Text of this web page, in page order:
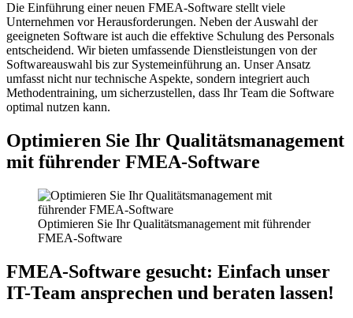
Die Einführung einer neuen FMEA-Software stellt viele
Unternehmen vor Herausforderungen. Neben der Auswahl der
geeigneten Software ist auch die effektive Schulung des Personals
entscheidend. Wir bieten umfassende Dienstleistungen von der
Softwareauswahl bis zur Systemeinführung an. Unser Ansatz
umfasst nicht nur technische Aspekte, sondern integriert auch
Methodentraining, um sicherzustellen, dass Ihr Team die Software
optimal nutzen kann.
Optimieren Sie Ihr Qualitätsmanagement
mit führender FMEA-Software
Optimieren Sie Ihr Qualitätsmanagement mit führender
FMEA-Software
FMEA-Software gesucht: Einfach unser
IT-Team ansprechen und beraten lassen!